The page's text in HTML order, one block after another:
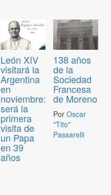
León XIV
visitará la
Argentina
en
noviembre:
será la
primera
visita de
un Papa
en 39
años
138 años
de la
Sociedad
Francesa
de Moreno
Por Oscar
"Tito"
Passarelli